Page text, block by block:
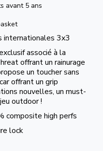
avant 5 ans
internationales 3x3
associé à la
offrant un rainurage
un toucher sans
offrant un grip
nouvelles, un must-
outdoor !
composite high perfs
lock